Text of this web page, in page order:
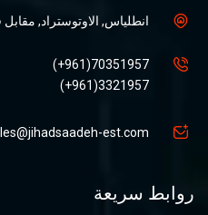
انطلياس, الاوتوستراد,
70351957(961+)
3321957(961+)
est.com
روابط سريعة